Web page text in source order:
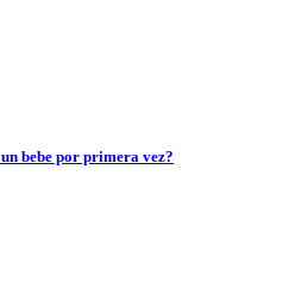
bebe por primera vez?